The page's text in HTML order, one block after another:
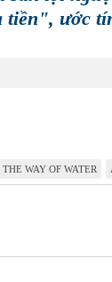
ước
THE WAY OF WATER